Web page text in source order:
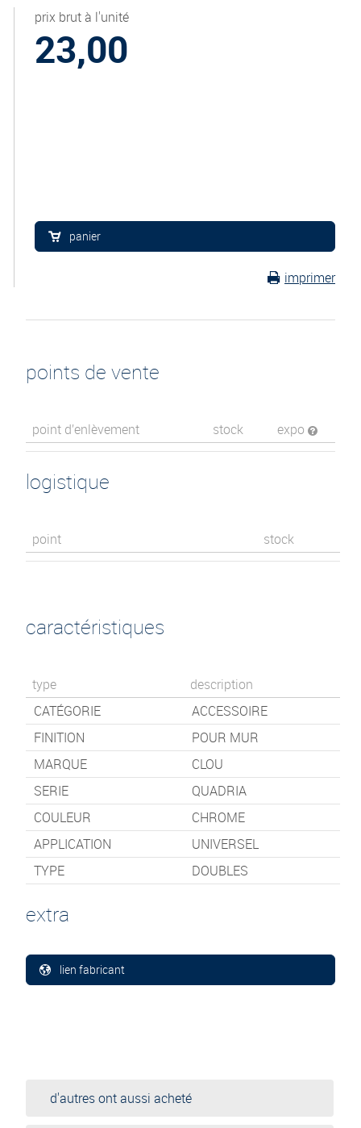
prix brut à l'unité
23,00
panier
imprimer
points de vente
point d’enlèvement stock expo
logistique
point stock
caractéristiques
type
description
CATÉGORIE
ACCESSOIRE
FINITION
POUR MUR
MARQUE
CLOU
SERIE
QUADRIA
COULEUR
CHROME
APPLICATION
UNIVERSEL
TYPE
DOUBLES
extra
lien fabricant
d'autres ont aussi acheté